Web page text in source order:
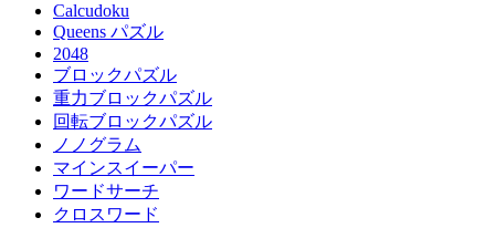
Calcudoku
Queens パズル
2048
ブロックパズル
重力ブロックパズル
回転ブロックパズル
ノノグラム
マインスイーパー
ワードサーチ
クロスワード